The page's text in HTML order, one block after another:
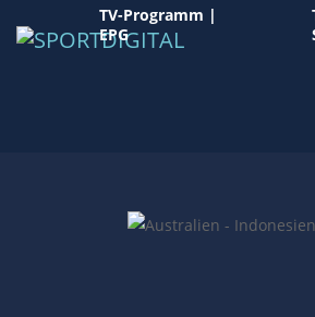
TV-Programm |
EPG